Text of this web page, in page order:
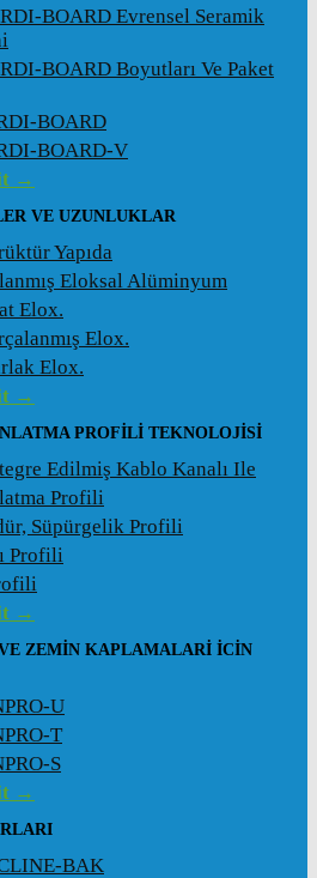
BOARD Evrensel Seramik
BOARD Boyutları Ve Paket
BOARD
BOARD-V
→
VE UZUNLUKLAR
Yapıda
Eloksal Alüminyum
Elox.
Elox.
Elox.
→
PROFILI TEKNOLOJISI
Edilmiş Kablo Kanalı Ile
Profili
Süpürgelik Profili
Profili
→
ZEMIN KAPLAMALARI İCIN
U
T
S
→
BAK